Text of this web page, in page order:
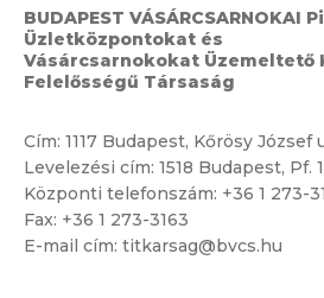
BUDAPEST VÁSÁRCSARNOKAI
Üzletközpontokat és
Vásárcsarnokokat Üzemeltető
Felelősségű Társaság
Cím: 1117 Budapest, Kőrösy József
Levelezési cím: 1518 Budapest, Pf.
Központi telefonszám: +36 1 273-
Fax: +36 1 273-3163
E-mail cím: titkarsag@bvcs.hu